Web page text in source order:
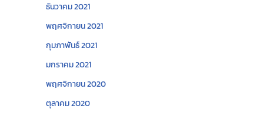
ธันวาคม 2021
พฤศจิกายน 2021
กุมภาพันธ์ 2021
มกราคม 2021
พฤศจิกายน 2020
ตุลาคม 2020